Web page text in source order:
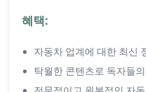
혜택:
자동차 업계에 대한 최신
탁월한 콘텐츠로 독자들